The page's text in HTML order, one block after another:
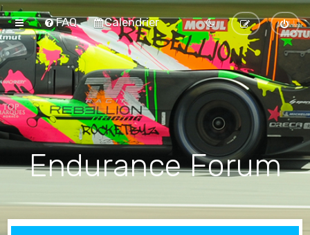
FAQ Calendrier
Endurance Forum